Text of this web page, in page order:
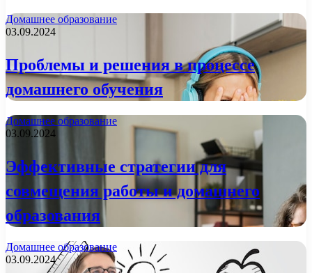
Домашнее образование
03.09.2024
Проблемы и решения в процессе
домашнего обучения
Домашнее образование
03.09.2024
Эффективные стратегии для
совмещения работы и домашнего
образования
Домашнее образование
03.09.2024